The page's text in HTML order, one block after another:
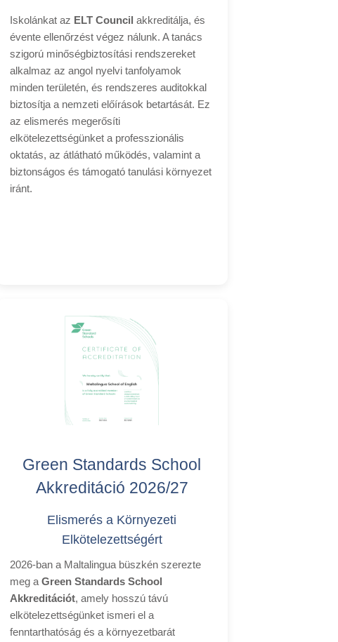
Iskolánkat az ELT Council akkreditálja, és
évente ellenőrzést végez nálunk. A tanács
szigorú minőségbiztosítási rendszereket
alkalmaz az angol nyelvi tanfolyamok
minden területén, és rendszeres auditokkal
biztosítja a nemzeti előírások betartását. Ez
az elismerés megerősíti
elkötelezettségünket a professzionális
oktatás, az átlátható működés, valamint a
biztonságos és támogató tanulási környezet
iránt.
Green Standards School
Akkreditáció 2026/27
Elismerés a Környezeti
Elkötelezettségért
2026-ban a Maltalingua büszkén szerezte
meg a Green Standards School
Akkreditációt, amely hosszú távú
elkötelezettségünket ismeri el a
fenntarthatóság és a környezetbarát